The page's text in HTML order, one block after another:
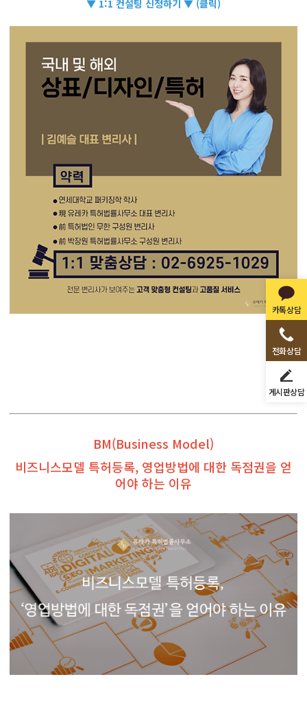
카톡상담
전화상담
게시판상담
▼ 1:1 컨설팅 신청하기 ▼ (클릭)
BM(Business Model)
비즈니스모델 특허등록, 영업방법에 대한 독점권을 얻
어야 하는 이유